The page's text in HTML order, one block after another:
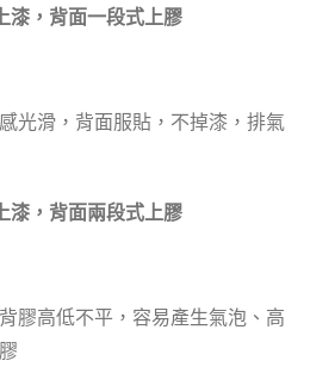
漆，背面一段式上膠
光滑，背面服貼，不掉漆，排氣
漆，背面兩段式上膠
膠高低不平，容易產生氣泡、高